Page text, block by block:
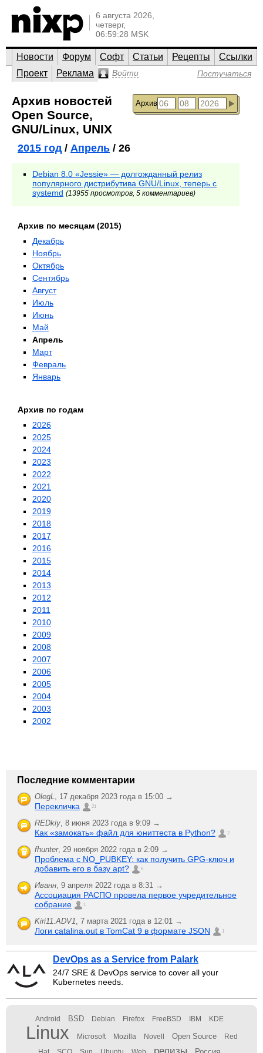
6 августа 2026,
четверг,
06:59:28 MSK
Новости Форум Софт Статьи Рецепты
Ссылки
Проект
Реклама Войти Постучаться
Архив
Архив новостей
Open Source,
GNU/Linux, UNIX
2015 год/ Апрель / 26
Debian 8.0 «Jessie» — долгожданный релиз
популярного дистрибутива GNU/Linux, теперь с
systemd (13955 просмотров, 5 комментариев)
Архив по месяцам (2015)
Декабрь
Ноябрь
Октябрь
Сентябрь
Август
Июль
Июнь
Май
Апрель
Март
Февраль
Январь
Архив по годам
2026
2025
2024
2023
2022
2021
2020
2019
2018
2017
2016
2015
2014
2013
2012
2011
2010
2009
2008
2007
2006
2005
2004
2003
2002
Последние комментарии
OlegL, 17 декабря 2023 года в 15:00 →
Перекличка 21
REDkiy, 8 июня 2023 года в 9:09 →
Как «замокать» файл для юниттеста в Python? 2
fhunter, 29 ноября 2022 года в 2:09 →
Проблема с NO_PUBKEY: как получить GPG-ключ и
добавить его в базу apt?
6
Иванн, 9 апреля 2022 года в 8:31 →
Ассоциация РАСПО провела первое учредительное
собрание
1
Kiri11.ADV1, 7 марта 2021 года в 12:01 →
Логи catalina.out в TomCat 9 в формате JSON 1
DevOps as a Service from Palark
24/7 SRE & DevOps service to cover all your
Kubernetes needs.
Android BSD Debian Firefox FreeBSD IBM KDE
Linux Microsoft Mozilla Novell Open Source Red
релизы